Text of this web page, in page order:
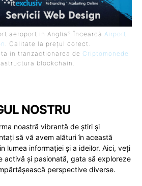
aeroport in Anglia? Încearcă Airport
. Calitate la prețul corect.
in tranzactionarea de Criptomonede
blockchain.
NOSTRU
noastră vibrantă de știri și
să vă avem alături în această
lumea informației și a ideilor. Aici, veți
activă și pasionată, gata să exploreze
perspective diverse.